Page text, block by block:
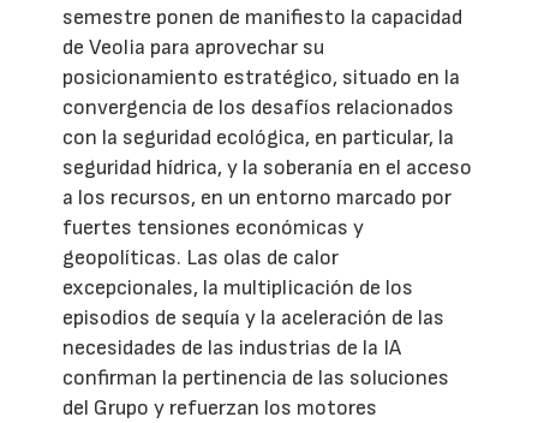
semestre ponen de manifiesto la capacidad
de Veolia para aprovechar su
posicionamiento estratégico, situado en la
convergencia de los desafíos relacionados
con la seguridad ecológica, en particular, la
seguridad hídrica, y la soberanía en el acceso
a los recursos, en un entorno marcado por
fuertes tensiones económicas y
geopolíticas. Las olas de calor
excepcionales, la multiplicación de los
episodios de sequía y la aceleración de las
necesidades de las industrias de la IA
confirman la pertinencia de las soluciones
del Grupo y refuerzan los motores